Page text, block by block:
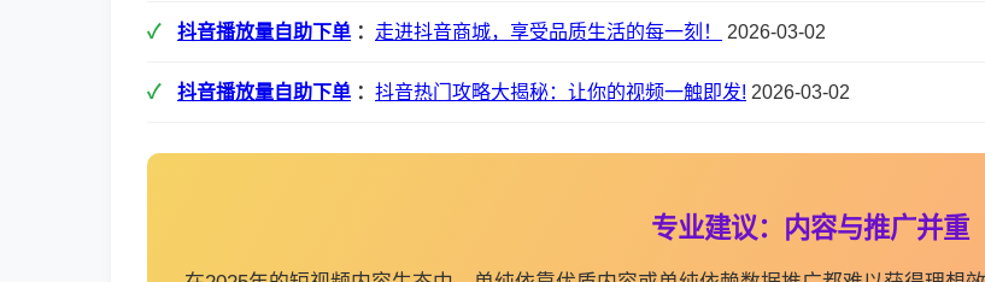
抖音播放量自助下单 ： 走进抖音商城，享受品质生活的每一刻！ 2026-03-02
抖音播放量自助下单 ： 抖音热门攻略大揭秘：让你的视频一触即发! 2026-03-02
专业建议：内容与推广并重